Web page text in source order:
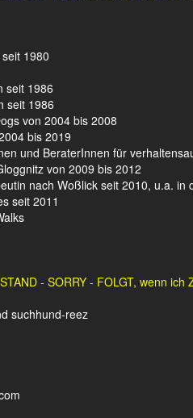
1980
seit 1986
seit 1986
von 2004 bis 2008
bis 2019
und BeraterInnen für
von 2009 bis 2012
nach Woßlick seit 2010, u.a.
seit 2011
- SORRY - FOLGT, wenn ich
suchhund-reez